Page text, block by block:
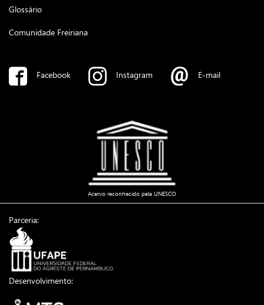
Glossário
Comunidade Freiriana
Facebook Instagram E-mail
Acervo reconhecido pela UNESCO
Parceria:
Desenvolvimento: